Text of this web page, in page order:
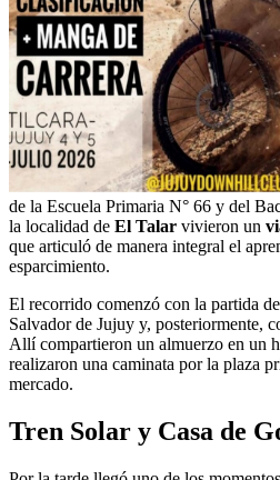
de la Escuela Primaria N° 66 y del
la localidad de El Talar vivieron un
que articuló de manera integral el
esparcimiento.
El recorrido comenzó con la partida
Salvador de Jujuy y, posteriormente,
Allí compartieron un almuerzo en un
realizaron una caminata por la plaza
mercado.
Tren Solar y Casa de